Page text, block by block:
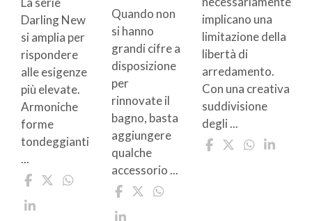
Darling New
si amplia per
rispondere
alle esigenze
più elevate.
Armoniche
forme
tondeggianti
...
Quando non
si hanno
grandi cifre a
disposizione
per
rinnovate il
bagno, basta
aggiungere
qualche
accessorio ...
implicano una
limitazione della
libertà di
arredamento.
Con una creativa
suddivisione
degli ...